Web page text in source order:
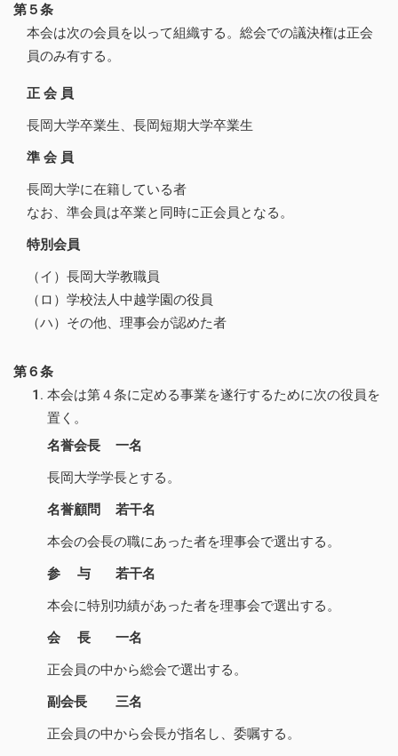
第５条
本会は次の会員を以って組織する。総会での議決権は正会
員のみ有する。
正 会 員
長岡大学卒業生、長岡短期大学卒業生
準 会 員
長岡大学に在籍している者
なお、準会員は卒業と同時に正会員となる。
特別会員
（イ）長岡大学教職員
（ロ）学校法人中越学園の役員
（ハ）その他、理事会が認めた者
第６条
本会は第４条に定める事業を遂行するために次の役員を
置く。
名誉会長
一名
長岡大学学長とする。
名誉顧問
若干名
本会の会長の職にあった者を理事会で選出する。
参 与
若干名
本会に特別功績があった者を理事会で選出する。
会 長
一名
正会員の中から総会で選出する。
副会長
三名
正会員の中から会長が指名し、委嘱する。